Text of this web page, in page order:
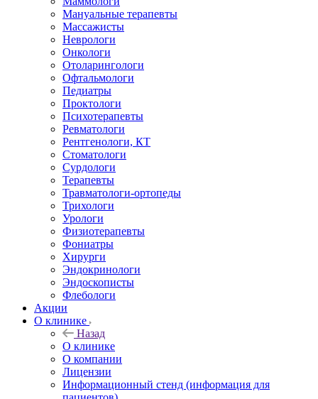
Мануальные терапевты
Массажисты
Неврологи
Онкологи
Отоларингологи
Офтальмологи
Педиатры
Проктологи
Психотерапевты
Ревматологи
Рентгенологи, КТ
Стоматологи
Сурдологи
Терапевты
Травматологи-ортопеды
Трихологи
Урологи
Физиотерапевты
Фониатры
Хирурги
Эндокринологи
Эндоскописты
Флебологи
Акции
О клинике
Назад
О клинике
О компании
Лицензии
Информационный стенд (информация для